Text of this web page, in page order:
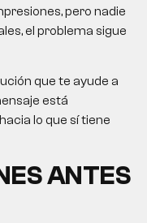
pero nadie
el problema sigue
que te ayude a
está
lo que sí tiene
ANTES